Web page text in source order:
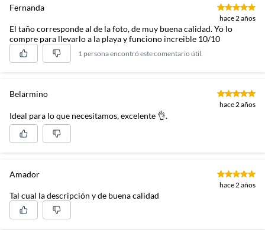
Fernanda
hace 2 años
El taño corresponde al de la foto, de muy buena calidad. Yo lo
compre para llevarlo a la playa y funciono increible 10/10
1 persona encontró este comentario útil.
Belarmino
hace 2 años
Ideal para lo que necesitamos, excelente 👌.
Amador
hace 2 años
Tal cual la descripción y de buena calidad